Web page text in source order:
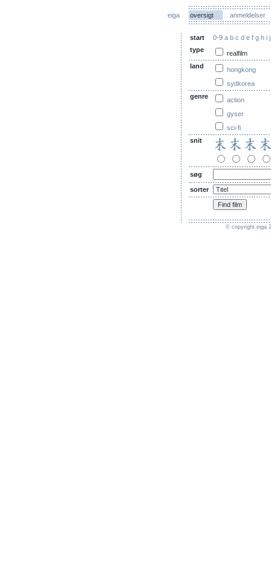
eiga oversigt anmeldelser
start 0-9 a b c d e f g h i j
type
realfilm
land
hongkong
sydkorea
genre
action
gyser
sci-fi
snit
søg
sorter
© copyright eiga